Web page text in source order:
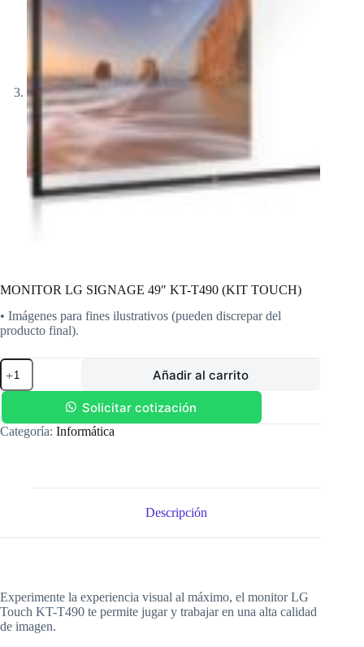
MONITOR LG SIGNAGE 49″ KT-T490 (KIT TOUCH)
• Imágenes para fines ilustrativos (pueden discrepar del
producto final).
MONITOR
LG
SIGNAGE
KT-
T490
Añadir al carrito
Solicitar cotización
Categoría: Informática
Descripción
Experimente la experiencia visual al máximo, el monitor LG
Touch KT-T490 te permite jugar y trabajar en una alta calidad
de imagen.